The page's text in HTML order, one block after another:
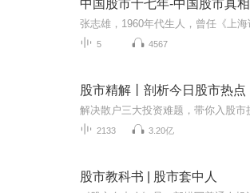
中国股市十七年-中国股市真相
5 4567
股市精解丨剖析今日股市热点
2133 3.20亿
股市教科书 | 股市套中人